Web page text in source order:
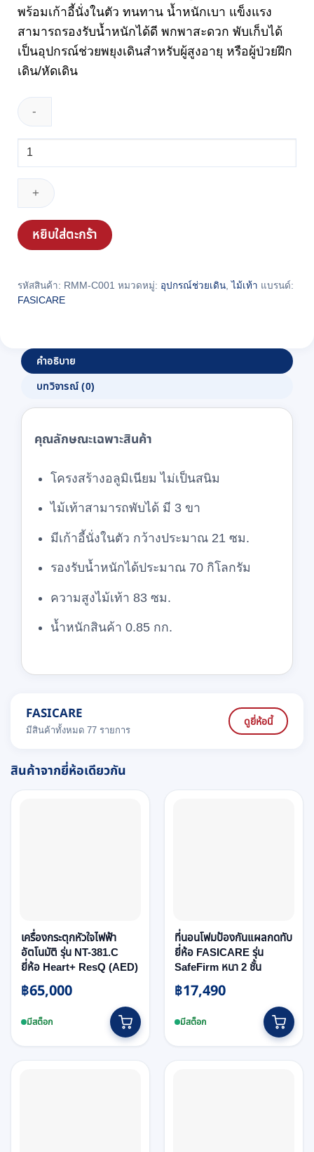
พร้อมเก้าอี้นั่งในตัว ทนทาน น้ำหนักเบา แข็งแรง
สามารถรองรับน้ำหนักได้ดี พกพาสะดวก พับเก็บได้
เป็นอุปกรณ์ช่วยพยุงเดินสำหรับผู้สูงอายุ หรือผู้ป่วยฝึก
เดิน/หัดเดิน
จำนวน
ไม้
เท้า
เนียม
แบบ
ร่ม
มี
เก็บ
ได้
FASICARE
รุ่น
012
หยิบใส่ตะกร้า
รหัสสินค้า: RMM-C001 หมวดหมู่: อุปกรณ์ช่วยเดิน ไม้เท้า แบรนด์:
FASICARE
คำอธิบาย
บทวิจารณ์ (0)
คุณลักษณะเฉพาะสินค้า
โครงสร้างอลูมิเนียม ไม่เป็นสนิม
ไม้เท้าสามารถพับได้ มี 3 ขา
มีเก้าอี้นั่งในตัว กว้างประมาณ 21 ซม.
รองรับน้ำหนักได้ประมาณ 70 กิโลกรัม
ความสูงไม้เท้า 83 ซม.
น้ำหนักสินค้า 0.85 กก.
FASICARE
มีสินค้าทั้งหมด 77 รายการ
ดูยี่ห้อนี้
สินค้าจากยี่ห้อเดียวกัน
เครื่องกระตุกหัวใจไฟฟ้า
อัตโนมัติ รุ่น NT-381.C
ยี่ห้อ Heart+ ResQ (AED)
฿65,000
มีสต็อก
ที่นอนโฟมป้องกันแผลกดทับ
ยี่ห้อ FASICARE รุ่น
SafeFirm หนา 2 ชั้น
฿17,490
มีสต็อก